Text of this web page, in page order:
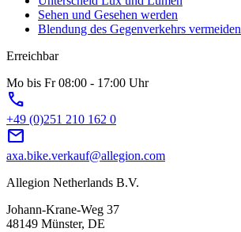
Sehen und Gesehen werden
Blendung des Gegenverkehrs vermeiden
Erreichbar
Mo bis Fr 08:00 - 17:00 Uhr
phone
+49 (0)251 210 162 0
mail
axa.bike.verkauf@allegion.com
Allegion Netherlands B.V.
Johann-Krane-Weg 37
48149 Münster, DE